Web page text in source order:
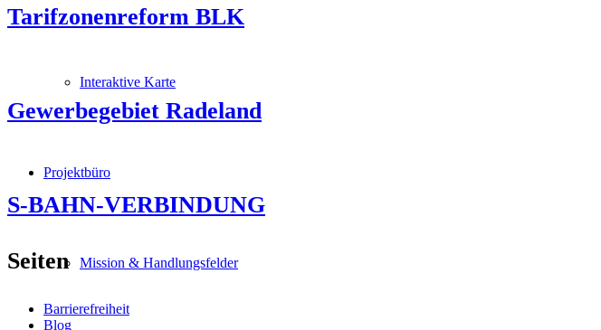
Interaktive Karte
Projektbüro
Mission & Handlungsfelder
Tarifzonenreform BLK
Gewerbegebiet Radeland
S-BAHN-VERBINDUNG
Seiten
Barrierefreiheit
Blog